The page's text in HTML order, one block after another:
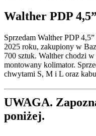
Walther PDP
Sprzedam Walther PDP
2025 roku, zakupiony w
700 sztuk. Walther chodzi
montowany kolimator.
chwytami S, M i L oraz
UWAGA.
poniżej.